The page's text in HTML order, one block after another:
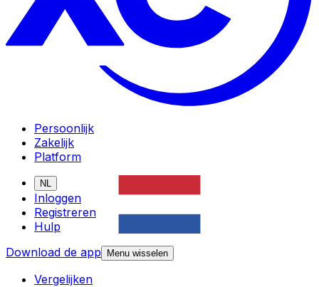
Persoonlijk
Zakelijk
Platform
NL
Inloggen
Registreren
Hulp
Download de app
Menu wisselen
Vergelijken